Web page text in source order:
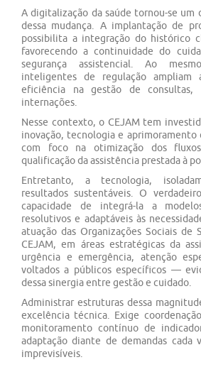
A digitalização da saúde tornou-se um
dessa mudança. A implantação de
possibilita a integração do histórico
favorecendo a continuidade do
segurança assistencial. Ao
inteligentes de regulação ampliam
eficiência na gestão de consultas,
internações.
Nesse contexto, o CEJAM tem
inovação, tecnologia e aprimoramento
com foco na otimização dos
qualificação da assistência prestada à
Entretanto, a tecnologia,
resultados sustentáveis. O
capacidade de integrá-la a
resolutivos e adaptáveis às
atuação das Organizações Sociais de
CEJAM, em áreas estratégicas da
urgência e emergência, atenção
voltados a públicos específicos —
dessa sinergia entre gestão e cuidado.
Administrar estruturas dessa
excelência técnica. Exige
monitoramento contínuo de
adaptação diante de demandas cada
imprevisíveis.